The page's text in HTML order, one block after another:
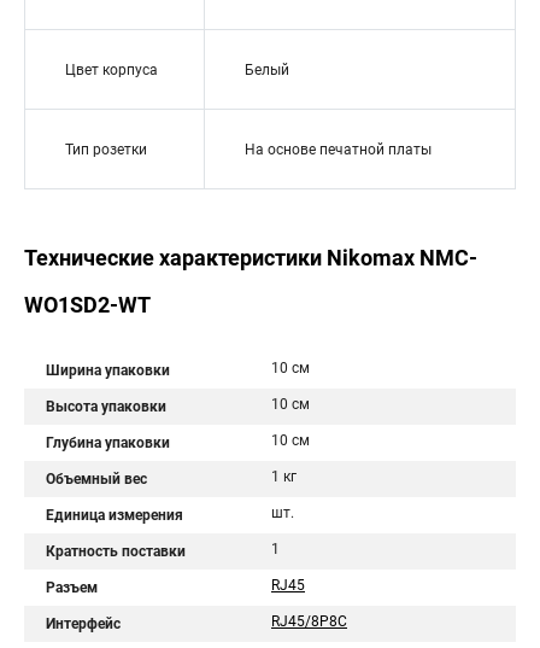
Цвет корпуса Белый
Тип розетки На основе печатной платы
Технические характеристики Nikomax NMC-
WO1SD2-WT
Ширина упаковки 10 см
Высота упаковки 10 см
Глубина упаковки 10 см
Объемный вес 1 кг
Единица измерения шт.
Кратность поставки 1
Разъем RJ45
Интерфейс RJ45/8P8C